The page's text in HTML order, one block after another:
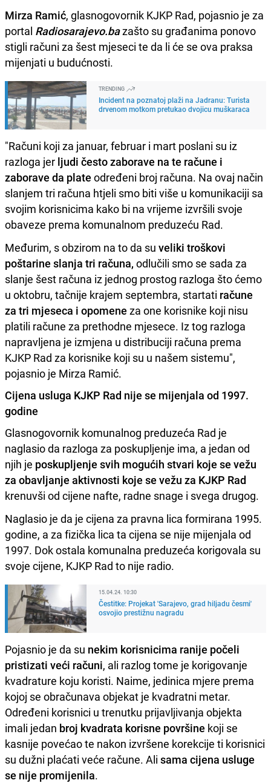
Mirza Ramić, glasnogovornik KJKP Rad, pojasnio je za
portal Radiosarajevo.bazašto su građanima ponovo
stigli računi za šest mjeseci te da li će se ova praksa
mijenjati u budućnosti.
TRENDING
Incident na poznatoj plaži na Jadranu: Turista
drvenom motkom pretukao dvojicu muškaraca
"Računi koji za januar, februar i mart poslani su iz
razloga jer ljudi često zaborave na te račune i
zaborave da plate određeni broj računa. Na ovaj način
slanjem tri računa htjeli smo biti više u komunikaciji sa
svojim korisnicima kako bi na vrijeme izvršili svoje
obaveze prema komunalnom preduzeću Rad.
Međurim, s obzirom na to da su veliki troškovi
poštarine slanja tri računa, odlučili smo se sada za
slanje šest računa iz jednog prostog razloga što ćemo
u oktobru, tačnije krajem septembra, startati račune
za tri mjeseca i opomene za one korisnike koji nisu
platili račune za prethodne mjesece. Iz tog razloga
napravljena je izmjena u distribuciji računa prema
KJKP Rad za korisnike koji su u našem sistemu",
pojasnio je Mirza Ramić.
Cijena usluga KJKP Rad nije se mijenjala od 1997.
godine
Glasnogovornik komunalnog preduzeća Rad je
naglasio da razloga za poskupljenje ima, a jedan od
njih je poskupljenje svih mogućih stvari koje se vežu
za obavljanje aktivnosti koje se vežu za KJKP Rad
krenuvši od cijene nafte, radne snage i svega drugog.
Naglasio je da je cijena za pravna lica formirana 1995.
godine, a za fizička lica ta cijena se nije mijenjala od
1997. Dok ostala komunalna preduzeća korigovala su
svoje cijene, KJKP Rad to nije radio.
15.04.24. 10:30
Čestitke: Projekat 'Sarajevo, grad hiljadu česmi'
osvojio prestižnu nagradu
Pojasnio je da su nekim korisnicima ranije počeli
pristizati veći računi, ali razlog tome je korigovanje
kvadrature koju koristi. Naime, jedinica mjere prema
kojoj se obračunava objekat je kvadratni metar.
Određeni korisnici u trenutku prijavljivanja objekta
imali jedan broj kvadrata korisne površine koji se
kasnije povećao te nakon izvršene korekcije ti korisnici
su dužni plaćati veće račune. Ali sama cijena usluge
se nije promijenila.